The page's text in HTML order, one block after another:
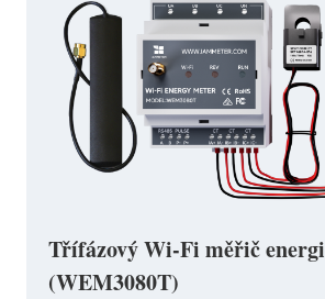
Třífázový Wi-Fi měřič
(WEM3080T)